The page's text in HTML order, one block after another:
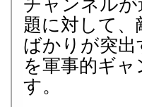
チャンネル
題に対して、
ばかりが突
を軍事的ギ
す。